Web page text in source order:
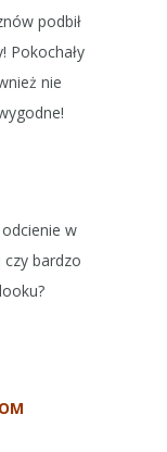
podbił
Pokochały
nie
w
bardzo